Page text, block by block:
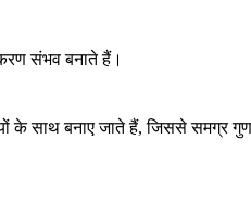
संभव बनाते हैं।
साथ बनाए जाते हैं, जिससे समग्र